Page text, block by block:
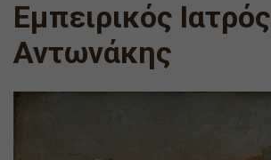
Εμπειρικός Ιατρός
Αντωνάκης